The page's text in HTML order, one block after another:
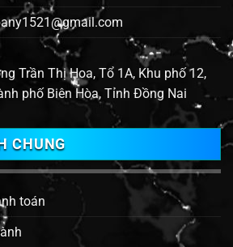
Trần Thị Hoa, Tổ 1A, Khu phố 12,
phố Biên Hòa, Tỉnh Đồng Nai
CHUNG
toán